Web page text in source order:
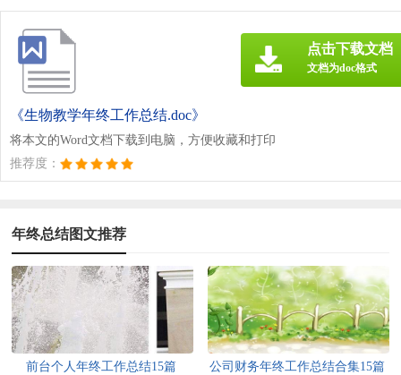
《生物教学年终工作总结.doc》
将本文的Word文档下载到电脑，方便收藏和打印
推荐度：
点击下载文档
文档为doc格式
年终总结图文推荐
前台个人年终工作总结15篇 公司财务年终工作总结合集15篇